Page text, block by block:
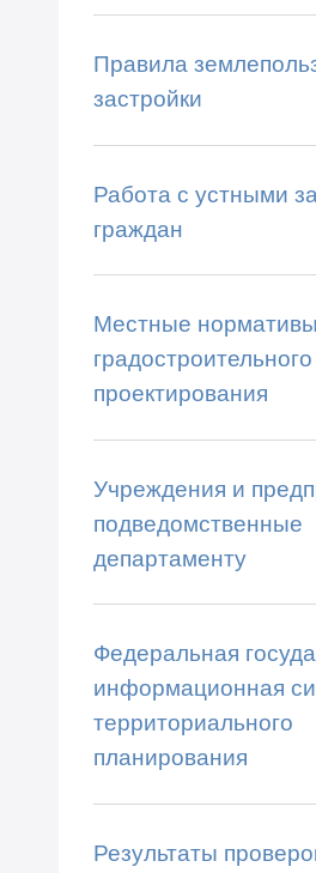
Правила
застройки
Работа с устными
граждан
Местные нормативы
градостроительного
проектирования
Учреждения и
подведомственные
департаменту
Федеральная
информационная
территориального
планирования
Результаты